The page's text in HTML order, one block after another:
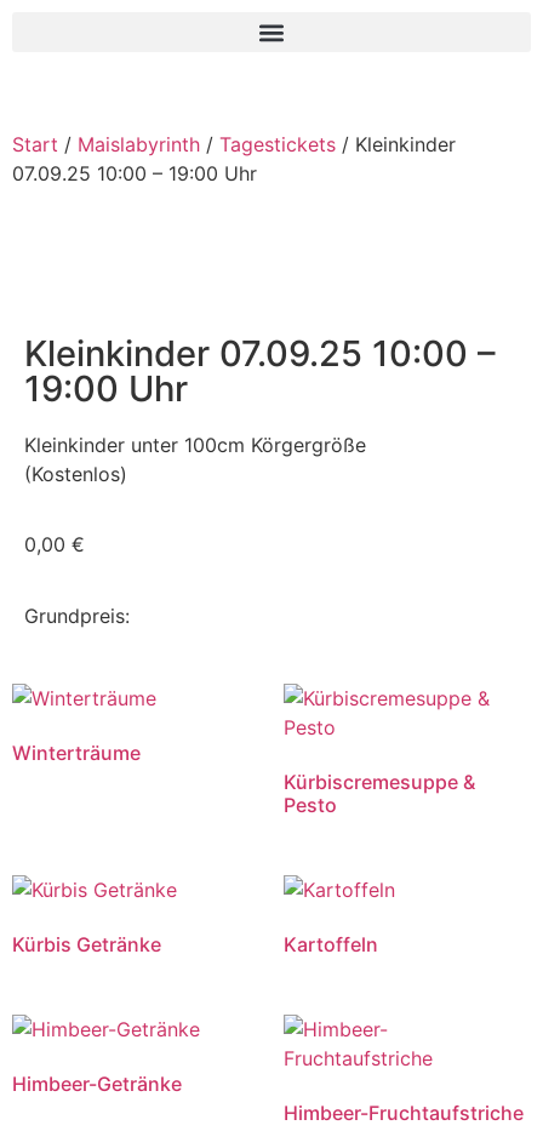
Start / Maislabyrinth / Tagestickets / Kleinkinder
07.09.25 10:00 – 19:00 Uhr
Kleinkinder 07.09.25 10:00 –
19:00 Uhr
Kleinkinder unter 100cm Körgergröße
(Kostenlos)
0,00 €
Grundpreis:
Winterträume
Kürbiscremesuppe &
Pesto
Kürbis Getränke Kartoffeln
Himbeer-Getränke
Himbeer-Fruchtaufstriche